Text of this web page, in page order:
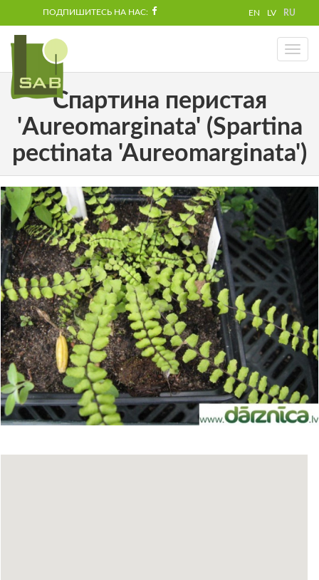
ПОДПИШИТЕСЬ НА НАС: EN LV RU
Toggle
Спартина перистая
'Aureomarginata' (Spartina
pectinata 'Aureomarginata')